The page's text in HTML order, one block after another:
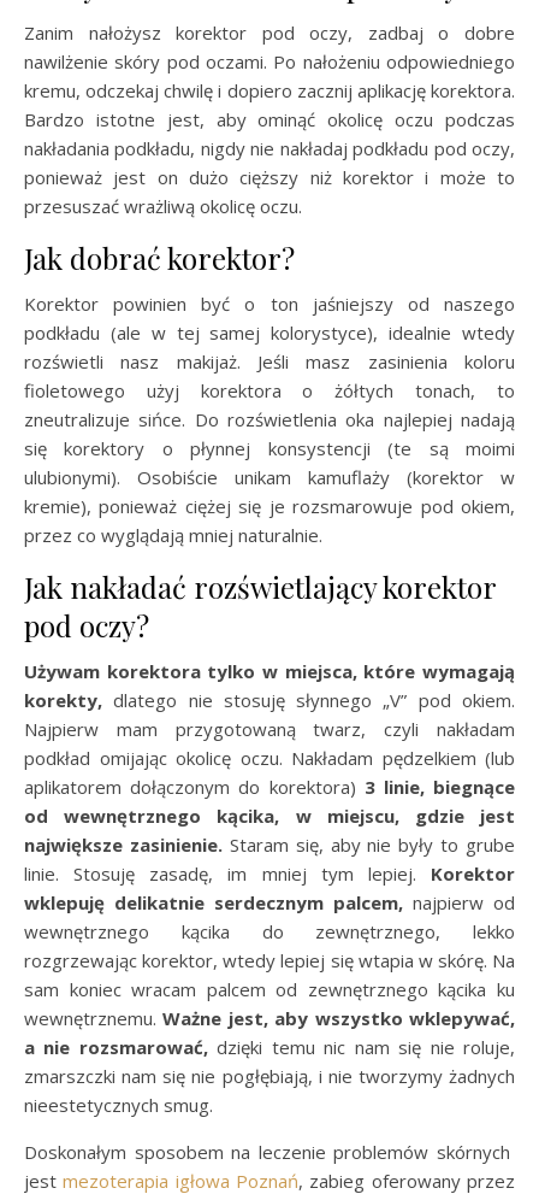
Zanim nałożysz korektor pod oczy, zadbaj o dobre
nawilżenie skóry pod oczami. Po nałożeniu odpowiedniego
kremu, odczekaj chwilę i dopiero zacznij aplikację korektora.
Bardzo istotne jest, aby ominąć okolicę oczu podczas
nakładania podkładu, nigdy nie nakładaj podkładu pod oczy,
ponieważ jest on dużo cięższy niż korektor i może to
przesuszać wrażliwą okolicę oczu.
Jak dobrać korektor?
Korektor powinien być o ton jaśniejszy od naszego
podkładu (ale w tej samej kolorystyce), idealnie wtedy
rozświetli nasz makijaż. Jeśli masz zasinienia koloru
fioletowego użyj korektora o żółtych tonach, to
zneutralizuje sińce. Do rozświetlenia oka najlepiej nadają
się korektory o płynnej konsystencji (te są moimi
ulubionymi). Osobiście unikam kamuflaży (korektor w
kremie), ponieważ ciężej się je rozsmarowuje pod okiem,
przez co wyglądają mniej naturalnie.
Jak nakładać rozświetlający korektor
pod oczy?
Używam korektora tylko w miejsca, które wymagają
korekty, dlatego nie stosuję słynnego „V” pod okiem.
Najpierw mam przygotowaną twarz, czyli nakładam
podkład omijając okolicę oczu. Nakładam pędzelkiem (lub
aplikatorem dołączonym do korektora) 3 linie, biegnące
od wewnętrznego kącika, w miejscu, gdzie jest
największe zasinienie.Staram się, aby nie były to grube
linie. Stosuję zasadę, im mniej tym lepiej. Korektor
wklepuję delikatnie serdecznym palcem, najpierw od
wewnętrznego kącika do zewnętrznego, lekko
rozgrzewając korektor, wtedy lepiej się wtapia w skórę. Na
sam koniec wracam palcem od zewnętrznego kącika ku
wewnętrznemu.Ważne jest, aby wszystko wklepywać,
a nie rozsmarować,dzięki temu nic nam się nie roluje,
zmarszczki nam się nie pogłębiają, i nie tworzymy żadnych
nieestetycznych smug.
Doskonałym sposobem na leczenie problemów skórnych
jestmezoterapia igłowa Poznań, zabieg oferowany przez